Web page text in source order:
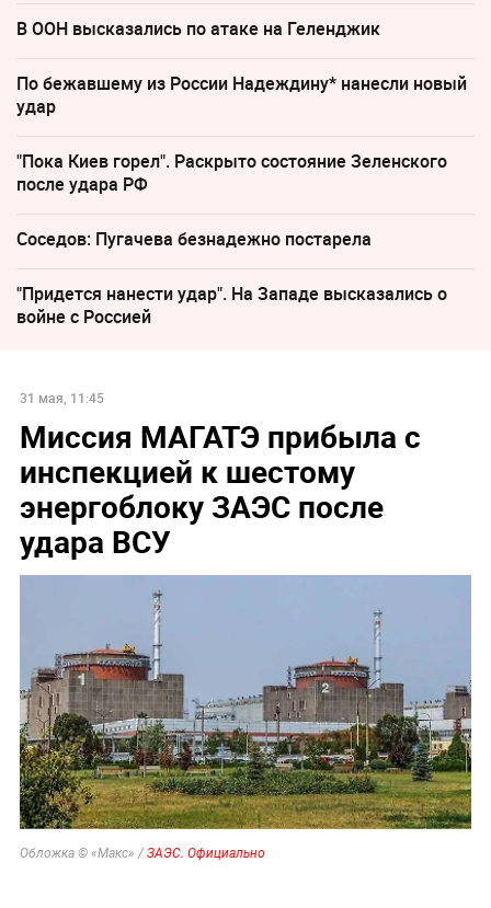
В ООН высказались по атаке на Геленджик
По бежавшему из России Надеждину* нанесли новый
удар
"Пока Киев горел". Раскрыто состояние Зеленского
после удара РФ
Соседов: Пугачева безнадежно постарела
"Придется нанести удар". На Западе высказались о
войне с Россией
31 мая, 11:45
Миссия МАГАТЭ прибыла с
инспекцией к шестому
энергоблоку ЗАЭС после
удара ВСУ
Обложка © «Макс» / ЗАЭС. Официально